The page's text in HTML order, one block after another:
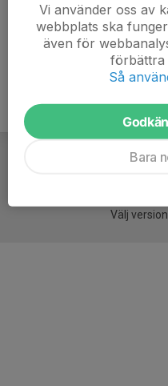
Välj
Vi använder oss av
webbplats ska
även för
förbättra
Så
Bara